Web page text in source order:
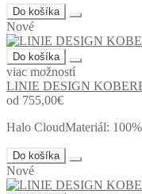
Do košíka
Nové
Do košíka
viac možností
LINIE DESIGN
od 755,00€
Halo CloudMateriál:
Do košíka
Nové